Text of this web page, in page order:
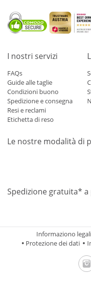
I nostri servizi
FAQs
Guide alle taglie
Condizioni buono
Spedizione e consegna
Resi e reclami
Etichetta di reso
Le nostre modalità di
Spedizione gratuita*
Informaziono legali
Protezione dei dati